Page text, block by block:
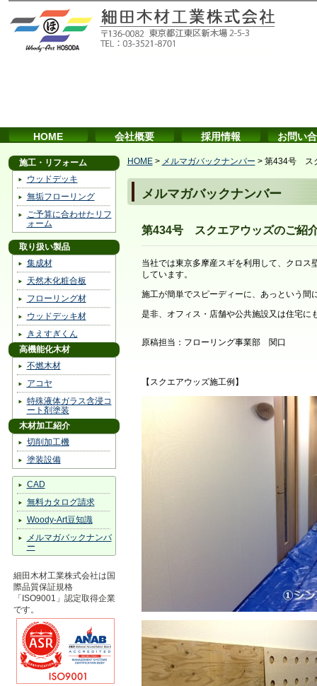
HOME 会社概要 採用情報 お問い
施工・リフォーム
ウッドデッキ
無垢フローリング
ご予算に合わせたリフ
ォーム
取り扱い製品
集成材
天然木化粧合板
フローリング材
ウッドデッキ材
きえすぎくん
高機能化木材
不燃木材
アコヤ
特殊液体ガラス含浸コ
ート剤塗装
木材加工紹介
切削加工機
塗装設備
CAD
無料カタログ請求
Woody-Art豆知識
メルマガバックナンバ
ー
細田木材工業株式会社は国
際品質保証規格
「ISO9001」認定取得企業
です。
HOME> メルマガバックナンバー > 第434号 ス
メルマガバックナンバー
第434号 スクエアウッズのご紹
当社では東京多摩産スギを利用して、クロ
しています。
施工が簡単でスピーディーに、あっという間
是非、オフィス・店舗や公共施設又は住宅に
原稿担当：フローリング事業部 関口
【スクエアウッズ施工例】